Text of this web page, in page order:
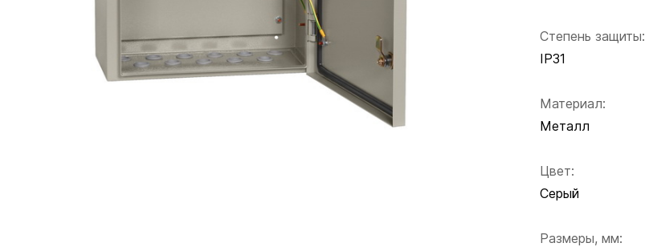
Степень защиты:
IP31
Материал:
Металл
Цвет:
Серый
Размеры, мм: